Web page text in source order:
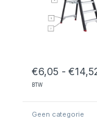
€6,05 - €
BTW
Geen categorie